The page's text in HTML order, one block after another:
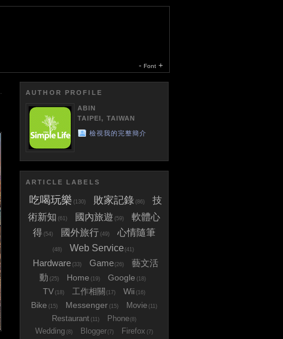
- Font +
AUTHOR PROFILE
ABIN
TAIPEI, TAIWAN
檢視我的完整簡介
ARTICLE LABELS
吃喝玩樂 (130) 敗家記錄 (86)
技
術新知 (61) 國內旅遊 (59)
軟體心
得 (54) 國外旅行 (49) 心情隨筆
(48) Web Service (41)
Hardware (33) Game(26)
藝文活
動 (25) Home (19) Google (18)
TV (18) 工作相關 (17) Wii (16)
Bike (15) Messenger (15) Movie (11)
Restaurant (11) Phone(8)
Wedding (8) Blogger(7) Firefox (7)